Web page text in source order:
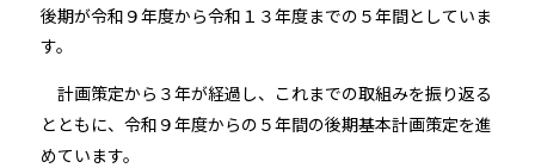
後期が令和９年度から令和１３年度までの５年間としていま
す。
計画策定から３年が経過し、これまでの取組みを振り返る
とともに、令和９年度からの５年間の後期基本計画策定を進
めています。